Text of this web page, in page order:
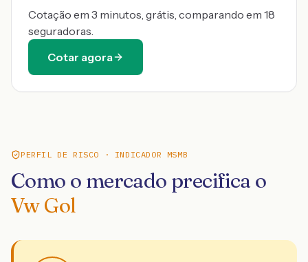
Cotação em 3 minutos, grátis, comparando em 18
seguradoras.
Cotar agora
PERFIL DE RISCO · INDICADOR MSMB
Como o mercado precifica o
Vw Gol